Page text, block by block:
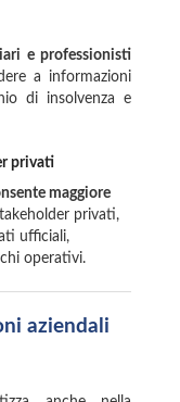
e professionisti
a informazioni
di insolvenza e
privati
maggiore
privati,
ufficiali,
operativi.
aziendali